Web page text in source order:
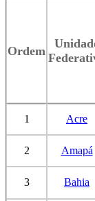
Ordem
1 Acre
2 Amapá
3 Bahia